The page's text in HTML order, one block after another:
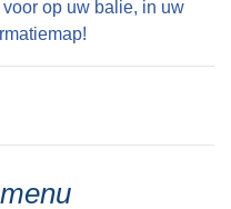
voor op uw balie, in uw